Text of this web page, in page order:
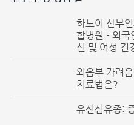
하노이 산부
합병원 - 외국
신 및 여성 건
외음부 가려
치료법은?
유선섬유종: